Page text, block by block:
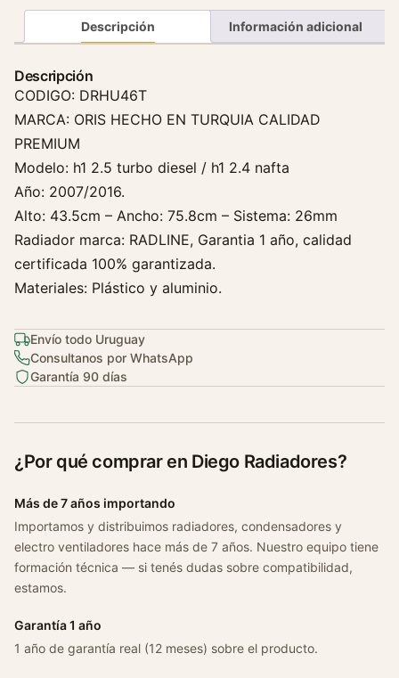
i
n
H
y
u
n
d
a
i
H
1
5
T
u
b
D
e
s
e
l
i
n
Descripción Información adicional
Descripción
CODIGO: DRHU46T
MARCA: ORIS HECHO EN TURQUIA CALIDAD
PREMIUM
Modelo: h1 2.5 turbo diesel / h1 2.4 nafta
Año: 2007/2016.
Alto: 43.5cm – Ancho: 75.8cm – Sistema: 26mm
Radiador marca: RADLINE, Garantia 1 año, calidad
certificada 100% garantizada.
Materiales: Plástico y aluminio.
Envío todo Uruguay
Consultanos por WhatsApp
Garantía 90 días
¿Por qué comprar en Diego Radiadores?
Más de 7 años importando
Importamos y distribuimos radiadores, condensadores y
electro ventiladores hace más de 7 años. Nuestro equipo tiene
formación técnica — si tenés dudas sobre compatibilidad,
estamos.
Garantía 1 año
1 año de garantía real (12 meses) sobre el producto.